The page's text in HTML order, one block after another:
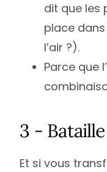
dit que les
place
l’air ?).
Parce que
3 -
Et si vous